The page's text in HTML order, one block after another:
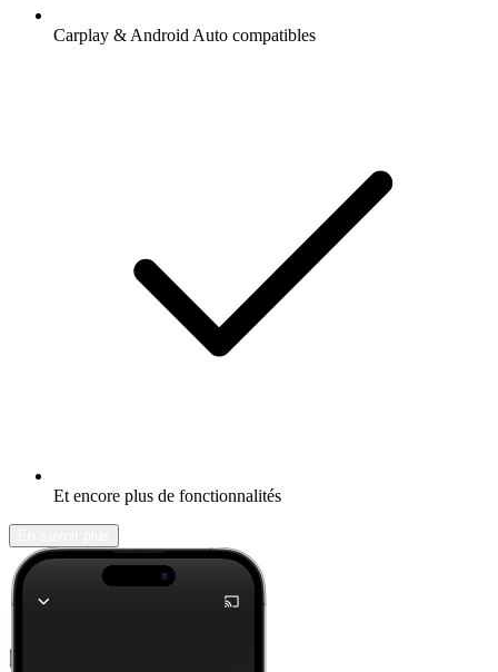
Carplay & Android Auto compatibles
Et encore plus de fonctionnalités